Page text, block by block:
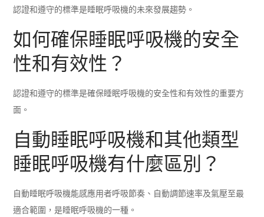
認證和遵守的標準是睡眠呼吸機的未來發展趨勢。
如何確保睡眠呼吸機的安全
性和有效性？
認證和遵守的標準是確保睡眠呼吸機的安全性和有效性的重要方
面。
自動睡眠呼吸機和其他類型
睡眠呼吸機有什麼區別？
自動睡眠呼吸機能感應用者呼吸節奏、自動調節速率及氣壓至最
適合範圍，是睡眠呼吸機的一種。